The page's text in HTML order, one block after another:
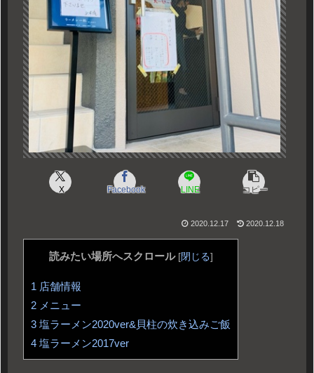
X Facebook LINE コピー
2020.12.17 2020.12.18
読みたい場所へスクロール [閉じる]
1 店舗情報
2 メニュー
3 塩ラーメン2020ver&貝柱の炊き込みご飯
4 塩ラーメン2017ver